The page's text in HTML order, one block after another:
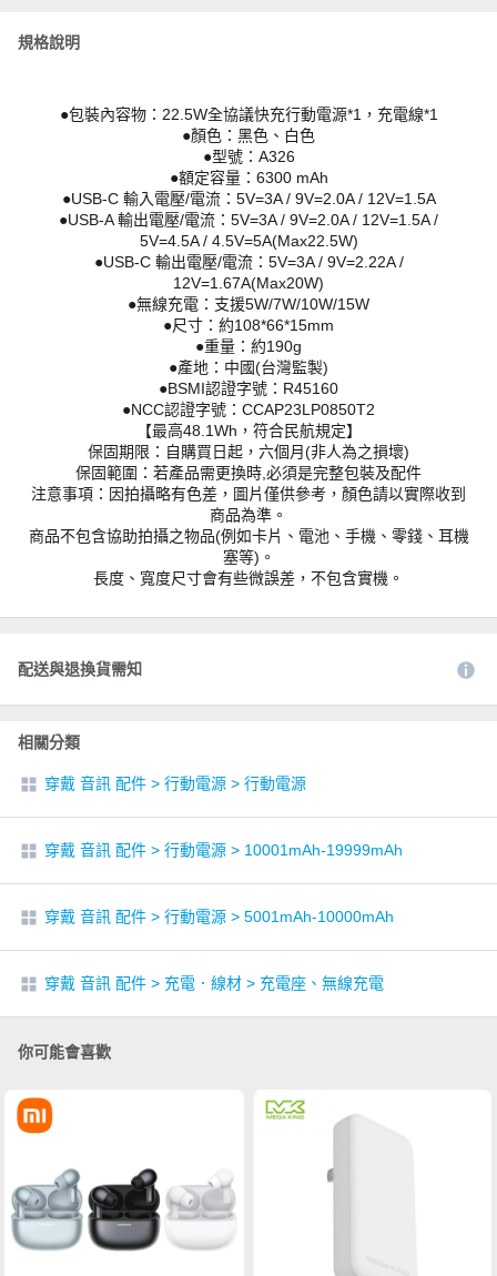
規格說明
●包裝內容物：22.5W全協議快充行動電源*1，充電線*1
●顏色：黑色、白色
●型號：A326
●額定容量：6300 mAh
●USB-C 輸入電壓/電流：5V=3A / 9V=2.0A / 12V=1.5A
●USB-A 輸出電壓/電流：5V=3A / 9V=2.0A / 12V=1.5A /
5V=4.5A / 4.5V=5A(Max22.5W)
●USB-C 輸出電壓/電流：5V=3A / 9V=2.22A /
12V=1.67A(Max20W)
●無線充電：支援5W/7W/10W/15W
●尺寸：約108*66*15mm
●重量：約190g
●產地：中國(台灣監製)
●BSMI認證字號：R45160
●NCC認證字號：CCAP23LP0850T2
【最高48.1Wh，符合民航規定】
保固期限：自購買日起，六個月(非人為之損壞)
保固範圍：若產品需更換時,必須是完整包裝及配件
注意事項：因拍攝略有色差，圖片僅供參考，顏色請以實際收到
商品為準。
商品不包含協助拍攝之物品(例如卡片、電池、手機、零錢、耳機
塞等)。
長度、寬度尺寸會有些微誤差，不包含實機。
配送與退換貨需知
相關分類
穿戴 音訊 配件 > 行動電源 > 行動電源
穿戴 音訊 配件 > 行動電源 > 10001mAh-19999mAh
穿戴 音訊 配件 > 行動電源 > 5001mAh-10000mAh
穿戴 音訊 配件 > 充電．線材 > 充電座、無線充電
你可能會喜歡